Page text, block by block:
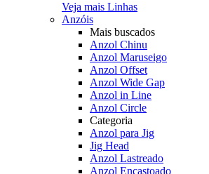
Veja mais Linhas
Anzóis
Mais buscados
Anzol Chinu
Anzol Maruseigo
Anzol Offset
Anzol Wide Gap
Anzol in Line
Anzol Circle
Categoria
Anzol para Jig
Jig Head
Anzol Lastreado
Anzol Encastoado